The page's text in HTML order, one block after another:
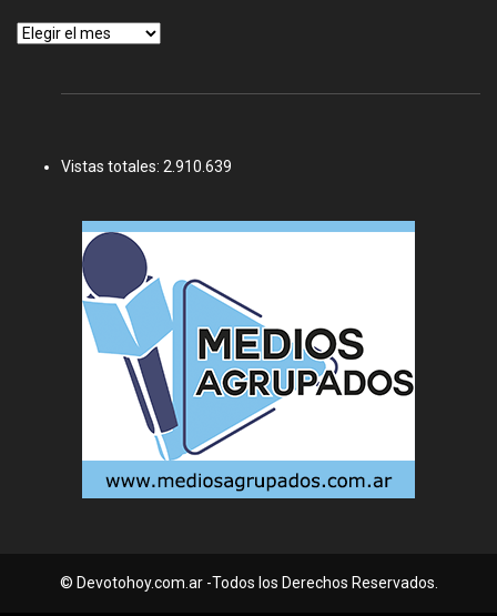
Archivos
Vistas totales: 2.910.639
© Devotohoy.com.ar -Todos los Derechos Reservados.